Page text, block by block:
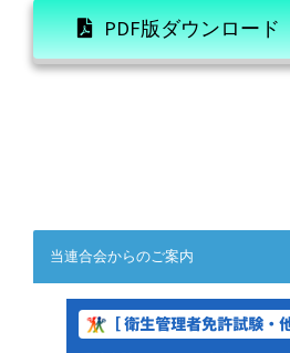
PDF版ダウンロード
当連合会からのご案内